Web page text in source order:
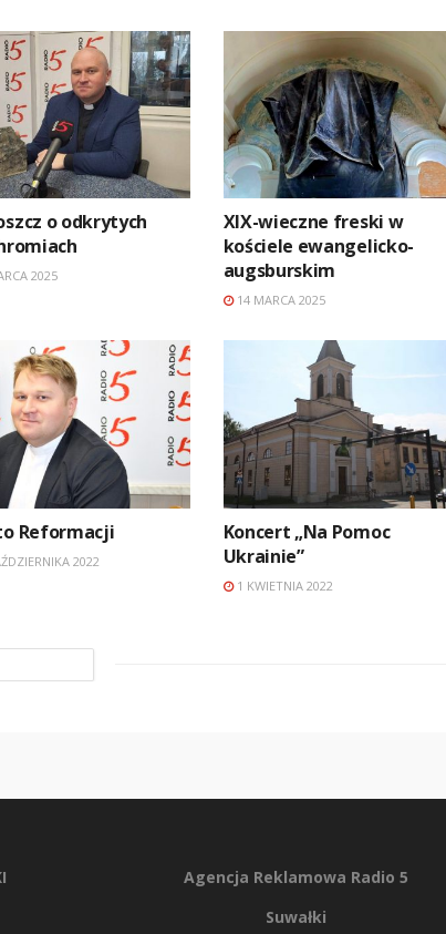
o odkrytych
2025
XIX-wieczne freski w
kościele ewangelicko-
augsburskim
14 MARCA 2025
Reformacji
2022
Koncert „Na Pomoc
Ukrainie”
1 KWIETNIA 2022
Agencja Reklamowa Radio 5
Suwałki